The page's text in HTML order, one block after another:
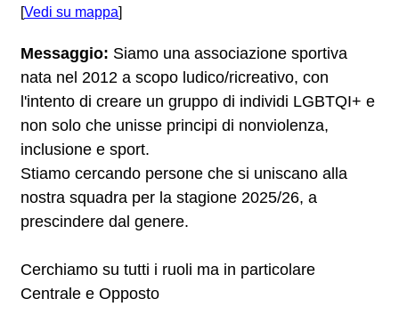
[Vedi su mappa]
Messaggio: Siamo una associazione sportiva
nata nel 2012 a scopo ludico/ricreativo, con
l'intento di creare un gruppo di individi LGBTQI+ e
non solo che unisse principi di nonviolenza,
inclusione e sport.
Stiamo cercando persone che si uniscano alla
nostra squadra per la stagione 2025/26, a
prescindere dal genere.
Cerchiamo su tutti i ruoli ma in particolare
Centrale e Opposto